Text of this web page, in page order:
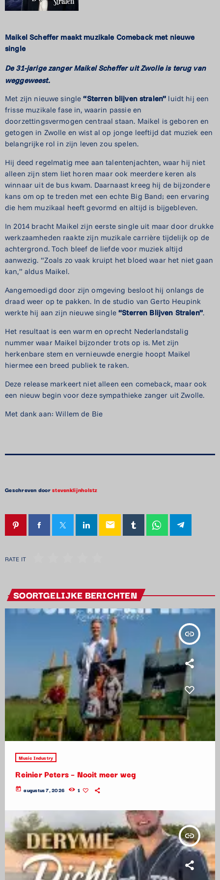
Maikel Scheffer maakt muzikale Comeback met nieuwe
single
De 31-jarige zanger Maikel Scheffer uit Zwolleis terug van
weggeweest.
Met zijn nieuwe single“Sterren blijven stralen” luidt hij een
frisse muzikale fase in, waarin passie en
doorzettingsvermogen centraal staan. Maikel is geboren en
getogen in Zwolle en wist al op jonge leeftijd dat muziek een
belangrijke rol in zijn leven zou spelen.
Hij deed regelmatig mee aan talentenjachten, waar hij niet
alleen zijn stem liet horen maar ook meerdere keren als
winnaar uit de bus kwam. Daarnaast kreeg hij de bijzondere
kans om op te treden met een echte Big Band; een ervaring
die hem muzikaal heeft gevormd en altijd is bijgebleven.
In 2014 bracht Maikel zijn eerste single uit maar door drukke
werkzaamheden raakte zijn muzikale carrière tijdelijk op de
achtergrond. Toch bleef de liefde voor muziek altijd
aanwezig. “Zoals zo vaak kruipt het bloed waar het niet gaan
kan,” aldus Maikel.
Aangemoedigd door zijn omgeving besloot hij onlangs de
draad weer op te pakken. In de studio van Gerto Heupink
werkte hij aan zijn nieuwe single“Sterren Blijven Stralen”.
Het resultaat is een warm en oprecht Nederlandstalig
nummer waar Maikel bijzonder trots op is. Met zijn
herkenbare stem en vernieuwde energie hoopt Maikel
hiermee een breed publiek te raken.
Deze release markeert niet alleen een comeback, maar ook
een nieuw begin voor deze sympathieke zanger uit Zwolle.
Met dank aan: Willem de Bie
Geschreven doorstevenklijnholstz
email
RATE IT
SOORTGELIJKE BERICHTEN
insert_link
Music Industry
Reinier Peters – Nooit meer weg
today augustus 7, 2026 1
insert_link